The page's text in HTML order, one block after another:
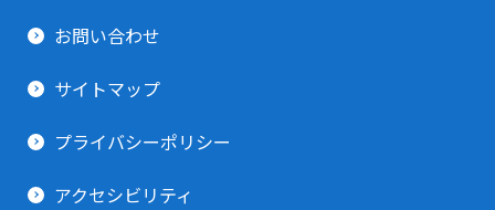
トレーニング室
お問い合わせ
サイトマップ
プライバシーポリシー
アクセシビリティ